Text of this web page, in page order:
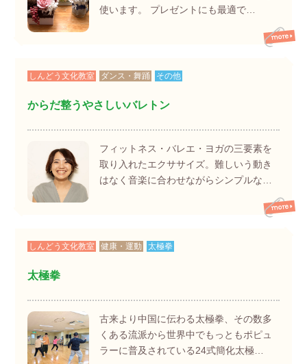
使います。 プレゼントにも最適で…
しんどう文化教室 ダンス・舞踊 その他
からだ整うやさしいバレトン
フィットネス・バレエ・ヨガの三要素を
取り入れたエクササイズ。難しいう動き
はなく音楽に合わせながらシンプルな…
しんどう文化教室 健康・運動 太極拳
太極拳
古来より中国に伝わる太極拳、その数多
くある流派から世界中でもっともポピュ
ラーに普及されている24式簡化太極…